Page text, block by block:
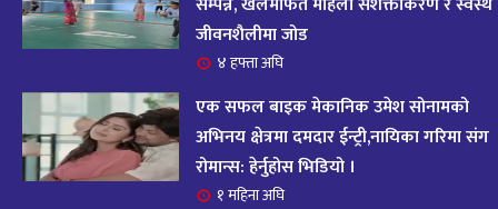
१६ आजको राशिफल – २०८२ साल भाद्र १० गते, मंगलबार
१७ आजको राशिफल – २०८२ साल भाद्र १० गते, मंगलबार
११ महिना अघि
जीवनशैलीमा जोड
४ हफ्ता अघि
एक सफल बाइक मेकानिक उमेश सोनामको
अभिनय क्षेत्रमा दमदार ईन्ट्री,नायिका गरिमा संग
रोमान्स: हेर्नुहोस भिडियो ।
१ महिना अघि